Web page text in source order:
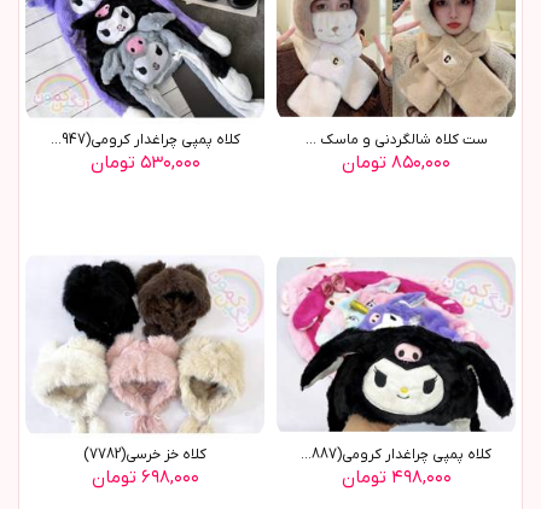
ست کلاه شالگردني و ماسک ...
۸۵۰,۰۰۰ تومان
کلاه پمپی چراغدار کرومی(8947)
۵۳۰,۰۰۰ تومان
کلاه پمپی چراغدار کرومی(8887)
۴۹۸,۰۰۰ تومان
کلاه خز خرسی(7782)
۶۹۸,۰۰۰ تومان